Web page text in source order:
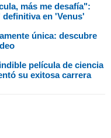
más me desafía":
en 'Venus'
única: descubre
película de ciencia
su exitosa carrera